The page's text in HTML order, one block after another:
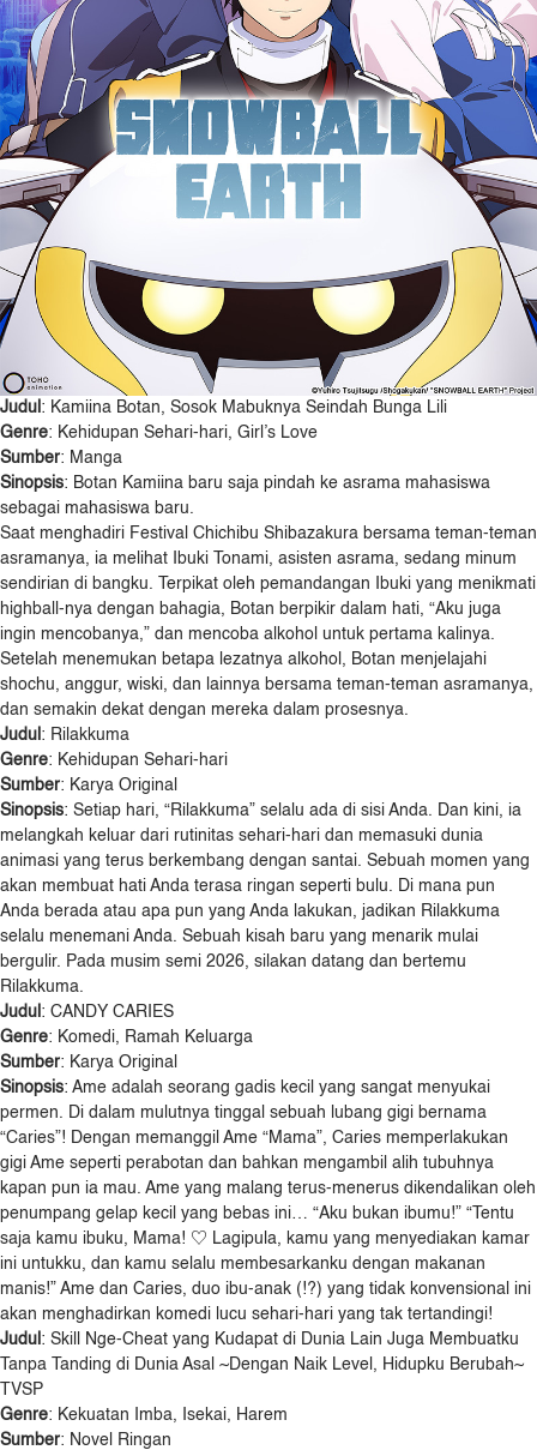
Judul : Kamiina Botan, Sosok Mabuknya Seindah Bunga Lili
Genre: Kehidupan Sehari-hari, Girl’s Love
Sumber: Manga
Sinopsis: Botan Kamiina baru saja pindah ke asrama mahasiswa
sebagai mahasiswa baru.
Saat menghadiri Festival Chichibu Shibazakura bersama teman-teman
asramanya, ia melihat Ibuki Tonami, asisten asrama, sedang minum
sendirian di bangku. Terpikat oleh pemandangan Ibuki yang menikmati
highball-nya dengan bahagia, Botan berpikir dalam hati, “Aku juga
ingin mencobanya,” dan mencoba alkohol untuk pertama kalinya.
Setelah menemukan betapa lezatnya alkohol, Botan menjelajahi
shochu, anggur, wiski, dan lainnya bersama teman-teman asramanya,
dan semakin dekat dengan mereka dalam prosesnya.
Judul : Rilakkuma
Genre: Kehidupan Sehari-hari
Sumber: Karya Original
Sinopsis: Setiap hari, “Rilakkuma” selalu ada di sisi Anda. Dan kini, ia
melangkah keluar dari rutinitas sehari-hari dan memasuki dunia
animasi yang terus berkembang dengan santai. Sebuah momen yang
akan membuat hati Anda terasa ringan seperti bulu. Di mana pun
Anda berada atau apa pun yang Anda lakukan, jadikan Rilakkuma
selalu menemani Anda. Sebuah kisah baru yang menarik mulai
bergulir. Pada musim semi 2026, silakan datang dan bertemu
Rilakkuma.
Judul : CANDY CARIES
Genre: Komedi, Ramah Keluarga
Sumber: Karya Original
Sinopsis: Ame adalah seorang gadis kecil yang sangat menyukai
permen. Di dalam mulutnya tinggal sebuah lubang gigi bernama
“Caries”! Dengan memanggil Ame “Mama”, Caries memperlakukan
gigi Ame seperti perabotan dan bahkan mengambil alih tubuhnya
kapan pun ia mau. Ame yang malang terus-menerus dikendalikan oleh
penumpang gelap kecil yang bebas ini… “Aku bukan ibumu!” “Tentu
saja kamu ibuku, Mama! ♡ Lagipula, kamu yang menyediakan kamar
ini untukku, dan kamu selalu membesarkanku dengan makanan
manis!” Ame dan Caries, duo ibu-anak (!?) yang tidak konvensional ini
akan menghadirkan komedi lucu sehari-hari yang tak tertandingi!
Judul : Skill Nge-Cheat yang Kudapat di Dunia Lain Juga Membuatku
Tanpa Tanding di Dunia Asal ~Dengan Naik Level, Hidupku Berubah~
TVSP
Genre: Kekuatan Imba, Isekai, Harem
Sumber: Novel Ringan